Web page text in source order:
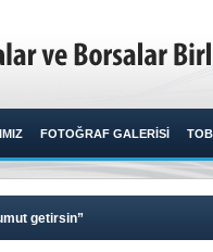
FOTOĞRAF GALERİSİ
getirsin”